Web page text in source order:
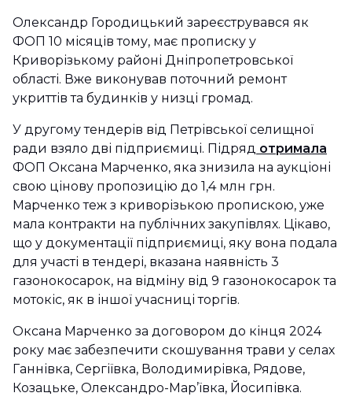
Олександр Городицький зареєструвався як
ФОП 10 місяців тому, має прописку у
Криворізькому районі Дніпропетровської
області. Вже виконував поточний ремонт
укриттів та будинків у низці громад.
У другому тендерів від Петрівської селищної
ради взяло дві підприємиці. Підряд отримала
ФОП Оксана Марченко, яка знизила на аукціоні
свою цінову пропозицію до 1,4 млн грн.
Марченко теж з криворізькою пропискою, уже
мала контракти на публічних закупівлях. Цікаво,
що у документації підприємиці, яку вона подала
для участі в тендері, вказана наявність 3
газонокосарок, на відміну від 9 газонокосарок та
мотокіс, як в іншої учасниці торгів.
Оксана Марченко за договором до кінця 2024
року має забезпечити скошування трави у селах
Ганнівка, Сергіївка, Володимирівка, Рядове,
Козацьке, Олександро-Мар’ївка, Йосипівка.